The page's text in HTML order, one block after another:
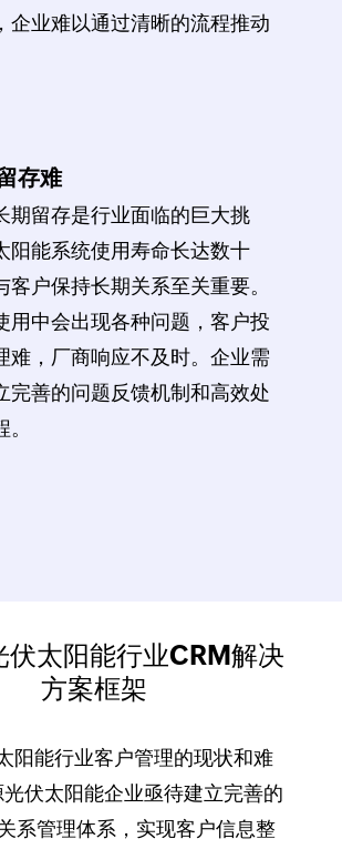
企业难以通过清晰的流程推动
存难
期留存是行业面临的巨大挑
阳能系统使用寿命长达数十
客户保持长期关系至关重要。
用中会出现各种问题，客户投
难，厂商响应不及时。企业需
完善的问题反馈机制和高效处
伏太阳能行业CRM解决
方案框架
阳能行业客户管理的现状和难
伏太阳能企业亟待建立完善的
系管理体系，实现客户信息整